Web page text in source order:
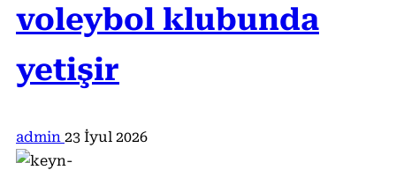
voleybol klubunda
yetişir
admin 23 İyul 2026